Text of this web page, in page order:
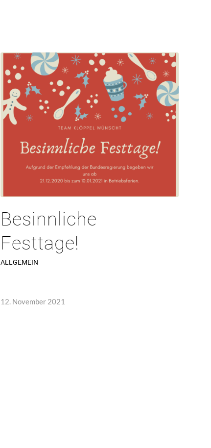
Besinnliche
Festtage!
ALLGEMEIN
12. November 2021